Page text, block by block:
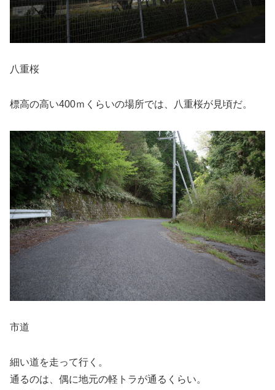
八重桜
標高の高い400ｍくらいの場所では、八重桜が見頃だ。
市道
細い道を走って行く。
通るのは、偶に地元の軽トラが通るくらい。